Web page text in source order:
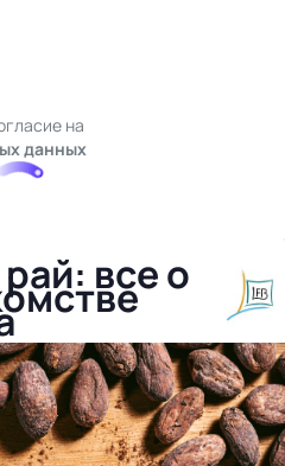
на
данных
все о